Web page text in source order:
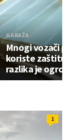
GARAŽA
Mnogi vozači
koriste zaštitu
razlika je
1